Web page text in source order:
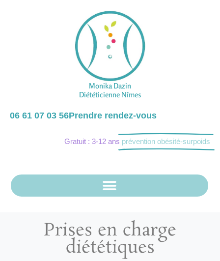
Monika Dazin
Diététicienne Nîmes
06 61 07 03 56Prendre rendez-vous
Gratuit : 3-12 ans prévention obésité-surpoids
Prises en charge
diététiques​